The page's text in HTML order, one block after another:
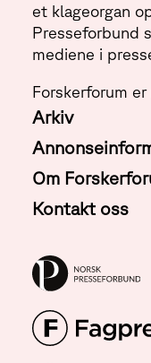
et klageorgan
Presseforbund
mediene i
Forskerforum
Arkiv
Om
Kontakt oss